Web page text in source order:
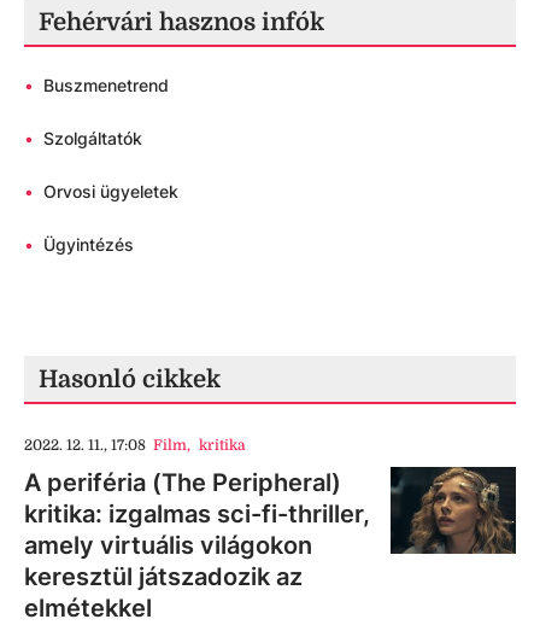
Fehérvári hasznos infók
• Buszmenetrend
• Szolgáltatók
• Orvosi ügyeletek
• Ügyintézés
Hasonló cikkek
2022. 12. 11., 17:08 Film, kritika
A periféria (The Peripheral)
kritika: izgalmas sci-fi-thriller,
amely virtuális világokon
keresztül játszadozik az
elmétekkel